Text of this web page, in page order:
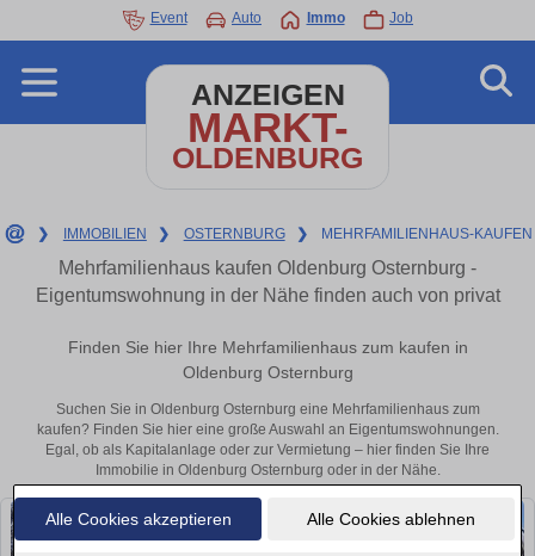
Alle Cookies akzeptieren Alle Cookies ablehnen
Event Auto Immo Job
ANZEIGEN
MARKT-
OLDENBURG
❯ IMMOBILIEN ❯ OSTERNBURG ❯ MEHRFAMILIENHAUS-KAUFEN
Mehrfamilienhaus kaufen Oldenburg Osternburg -
Eigentumswohnung in der Nähe finden auch von privat
Finden Sie hier Ihre Mehrfamilienhaus zum kaufen in
Oldenburg Osternburg
Suchen Sie in Oldenburg Osternburg eine Mehrfamilienhaus zum
kaufen? Finden Sie hier eine große Auswahl an Eigentumswohnungen.
Egal, ob als Kapitalanlage oder zur Vermietung – hier finden Sie Ihre
Immobilie in Oldenburg Osternburg oder in der Nähe.